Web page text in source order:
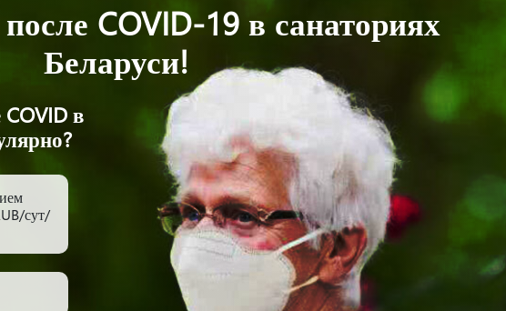
COVID-19 в санаториях
Беларуси!
в
сут/